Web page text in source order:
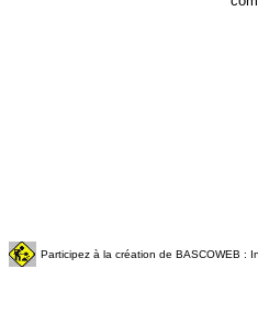
Participez à la création de BASCOWEB :